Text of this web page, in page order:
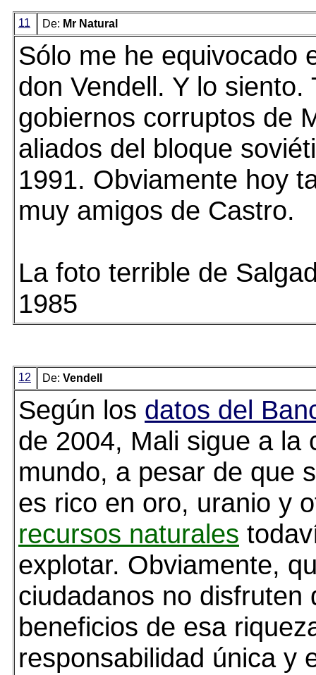
11 De: Mr Natural
Sólo me he equivocado
don Vendell. Y lo siento.
gobiernos corruptos de
aliados del bloque
1991. Obviamente hoy
muy amigos de Castro.
La foto terrible de
1985
12 De: Vendell
Según los datos del
de 2004, Mali sigue a la
mundo, a pesar de que
es rico en oro, uranio y
recursos naturales
explotar. Obviamente,
ciudadanos no disfruten
beneficios de esa
responsabilidad única y